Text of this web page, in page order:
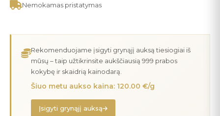
Nemokamas pristatymas
Rekomenduojame įsigyti grynąjį auksą tiesiogiai iš
mūsų – taip užtikrinsite aukščiausią 999 prabos
kokybę ir skaidrią kainodarą.
Šiuo metu aukso kaina: 120.00 €/g
Įsigyti grynąjį auksą